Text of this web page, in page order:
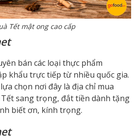
Tết mật ong cao cấp
bán các loại thực phẩm
khẩu trực tiếp từ nhiều quốc gia.
chọn nơi đây là địa chỉ mua
sang trọng, đắt tiền dành tặng
biết ơn, kính trọng.